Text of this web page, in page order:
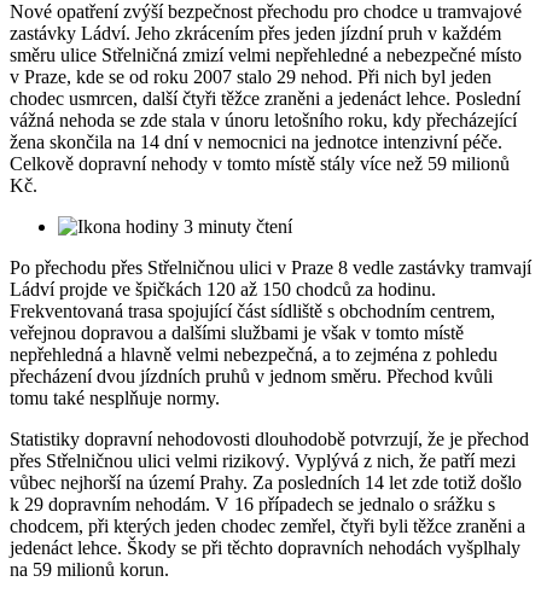
Nové opatření zvýší bezpečnost přechodu pro chodce u tramvajové
zastávky Ládví. Jeho zkrácením přes jeden jízdní pruh v každém
směru ulice Střelničná zmizí velmi nepřehledné a nebezpečné místo
v Praze, kde se od roku 2007 stalo 29 nehod. Při nich byl jeden
chodec usmrcen, další čtyři těžce zraněni a jedenáct lehce. Poslední
vážná nehoda se zde stala v únoru letošního roku, kdy přecházející
žena skončila na 14 dní v nemocnici na jednotce intenzivní péče.
Celkově dopravní nehody v tomto místě stály více než 59 milionů
Kč.
3 minuty čtení
Po přechodu přes Střelničnou ulici v Praze 8 vedle zastávky tramvají
Ládví projde ve špičkách 120 až 150 chodců za hodinu.
Frekventovaná trasa spojující část sídliště s obchodním centrem,
veřejnou dopravou a dalšími službami je však v tomto místě
nepřehledná a hlavně velmi nebezpečná, a to zejména z pohledu
přecházení dvou jízdních pruhů v jednom směru. Přechod kvůli
tomu také nesplňuje normy.
Statistiky dopravní nehodovosti dlouhodobě potvrzují, že je přechod
přes Střelničnou ulici velmi rizikový. Vyplývá z nich, že patří mezi
vůbec nejhorší na území Prahy. Za posledních 14 let zde totiž došlo
k 29 dopravním nehodám. V 16 případech se jednalo o srážku s
chodcem, při kterých jeden chodec zemřel, čtyři byli těžce zraněni a
jedenáct lehce. Škody se při těchto dopravních nehodách vyšplhaly
na 59 milionů korun.